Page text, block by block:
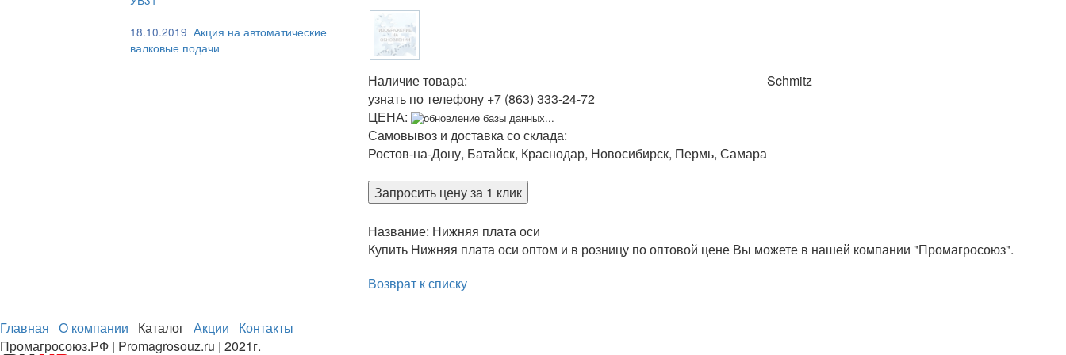
18.10.2019 Акция на автоматические
валковые подачи
Schmitz
Наличие товара:
узнать по телефону +7 (863) 333-24-72
ЦЕНА:
обновление базы данных...
Самовывоз и доставка со склада:
Ростов-на-Дону, Батайск, Краснодар, Новосибирск, Пермь, Самара
Запросить цену за 1 клик
Название: Нижняя плата оси
Купить Нижняя плата оси оптом и в розницу по оптовой цене Вы можете в нашей компании "Промагросоюз".
Возврат к списку
Главная О компании Каталог Акции
Контакты
Промагросоюз.РФ | Promagrosouz.ru | 2021г.